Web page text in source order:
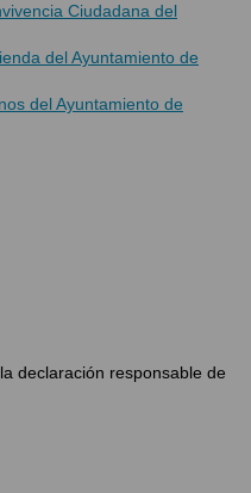
Ciudadana del
del Ayuntamiento de
del Ayuntamiento de
declaración responsable de